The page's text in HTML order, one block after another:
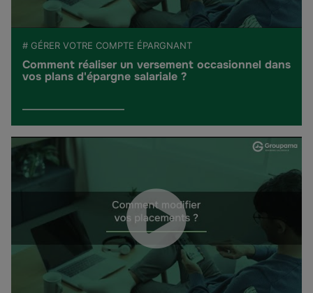
# GÉRER VOTRE COMPTE ÉPARGNANT
Comment réaliser un versement occasionnel dans
vos plans d'épargne salariale ?